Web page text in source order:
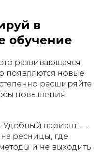
в
обучение
развивающаяся
появляются новые
расширяйте
повышения
Удобный вариант —
ресницы, где
и не выходить